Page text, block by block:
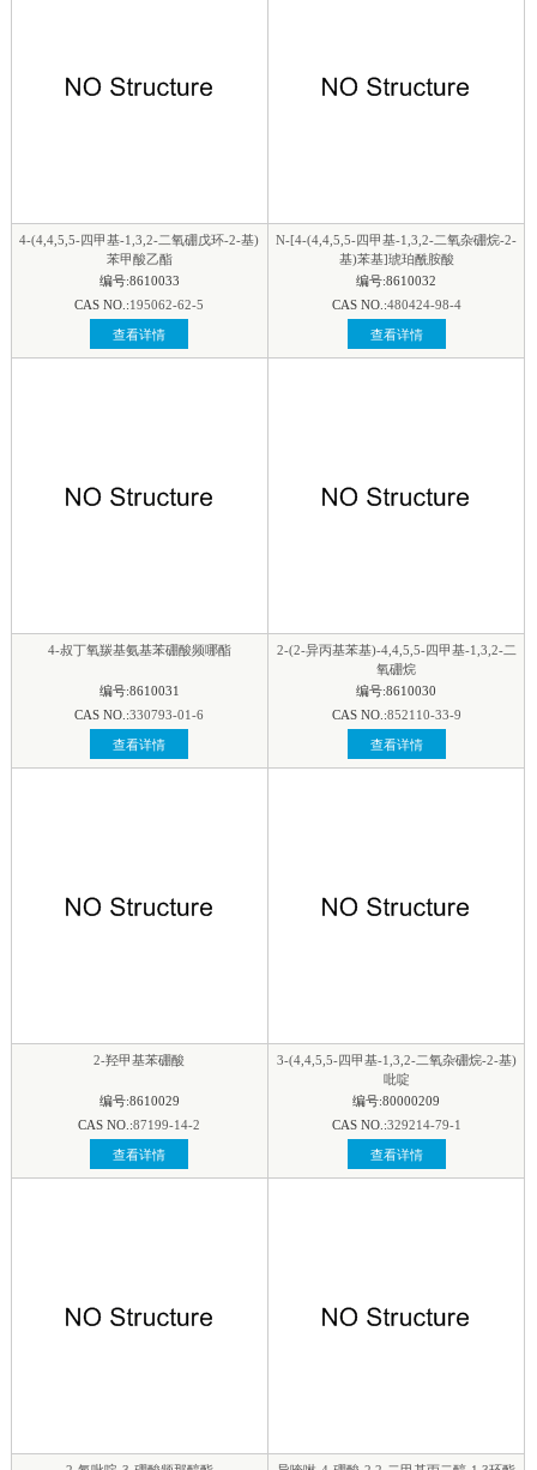
4-(4,4,5,5-四甲基-1,3,2-二氧硼戊环-2-基)
苯甲酸乙酯
编号:8610033
CAS NO.:195062-62-5
查看详情
N-[4-(4,4,5,5-四甲基-1,3,2-二氧杂硼烷-2-
基)苯基]琥珀酰胺酸
编号:8610032
CAS NO.:480424-98-4
查看详情
4-叔丁氧羰基氨基苯硼酸频哪酯
编号:8610031
CAS NO.:330793-01-6
查看详情
2-(2-异丙基苯基)-4,4,5,5-四甲基-1,3,2-二
氧硼烷
编号:8610030
CAS NO.:852110-33-9
查看详情
2-羟甲基苯硼酸
编号:8610029
CAS NO.:87199-14-2
查看详情
3-(4,4,5,5-四甲基-1,3,2-二氧杂硼烷-2-基)
吡啶
编号:80000209
CAS NO.:329214-79-1
查看详情